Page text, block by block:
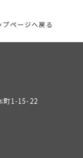
プページへ戻る
町1-15-22